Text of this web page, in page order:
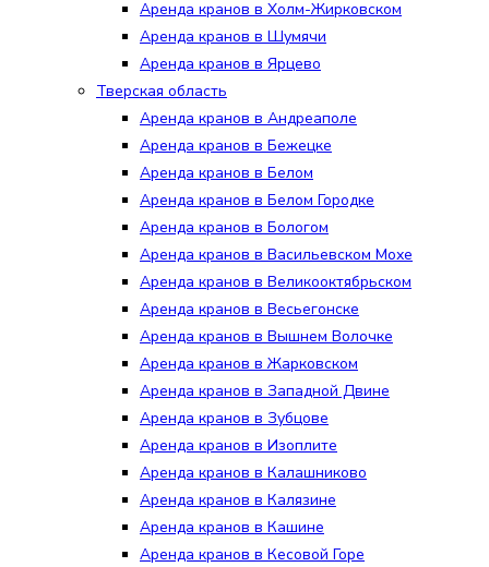
Аренда кранов в Холм-Жирковском
Аренда кранов в Шумячи
Аренда кранов в Ярцево
Тверская область
Аренда кранов в Андреаполе
Аренда кранов в Бежецке
Аренда кранов в Белом
Аренда кранов в Белом Городке
Аренда кранов в Бологом
Аренда кранов в Васильевском Мохе
Аренда кранов в Великооктябрьском
Аренда кранов в Весьегонске
Аренда кранов в Вышнем Волочке
Аренда кранов в Жарковском
Аренда кранов в Западной Двине
Аренда кранов в Зубцове
Аренда кранов в Изоплите
Аренда кранов в Калашниково
Аренда кранов в Калязине
Аренда кранов в Кашине
Аренда кранов в Кесовой Горе